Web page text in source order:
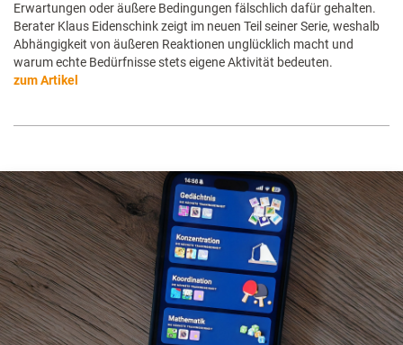
Erwartungen oder äußere Bedingungen fälschlich dafür gehalten.
Berater Klaus Eidenschink zeigt im neuen Teil seiner Serie, weshalb
Abhängigkeit von äußeren Reaktionen unglücklich macht und
warum echte Bedürfnisse stets eigene Aktivität bedeuten.
zum Artikel